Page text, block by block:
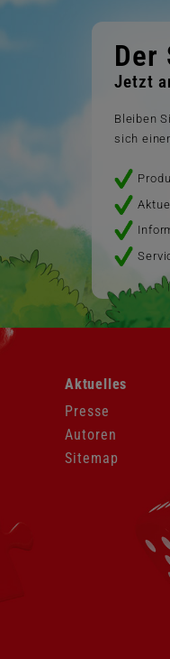
Der
Jetzt
Bleiben
sich
überspringen
Aktuelles
Presse
Autoren
Sitemap